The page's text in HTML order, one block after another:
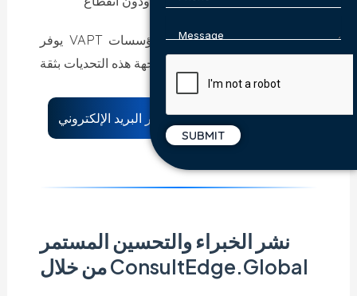
يوفر VAPT الآلي أدوات استباقية تمكن المؤسسات
راسلنا عبر البريد الإلكتروني
نشر الخبراء والتحسين المستمر
من خلال ConsultEdge.Global